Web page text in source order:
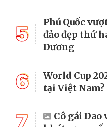
5
Phú Quốc
đảo đẹp thứ
Dương
6
World Cup
tại Việt Nam?
7
Cô gái Dao